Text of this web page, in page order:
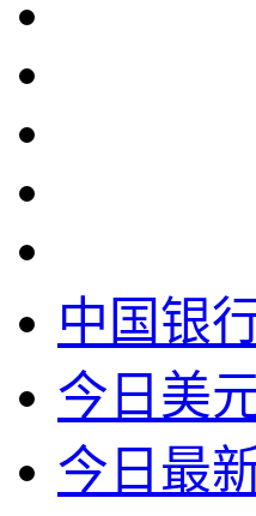
中国银
今日美
今日最